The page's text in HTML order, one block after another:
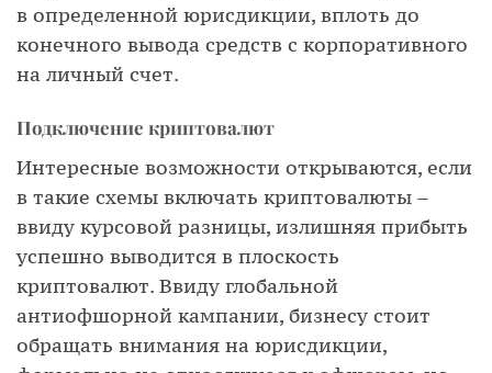
в определенной юрисдикции, вплоть до
конечного вывода средств с корпоративного
на личный счет.
Подключение криптовалют
Интересные возможности открываются, если
в такие схемы включать криптовалюты –
ввиду курсовой разницы, излишняя прибыть
успешно выводится в плоскость
криптовалют. Ввиду глобальной
антиофшорной кампании, бизнесу стоит
обращать внимания на юрисдикции,